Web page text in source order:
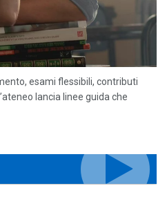
esami flessibili, contributi
lancia linee guida che